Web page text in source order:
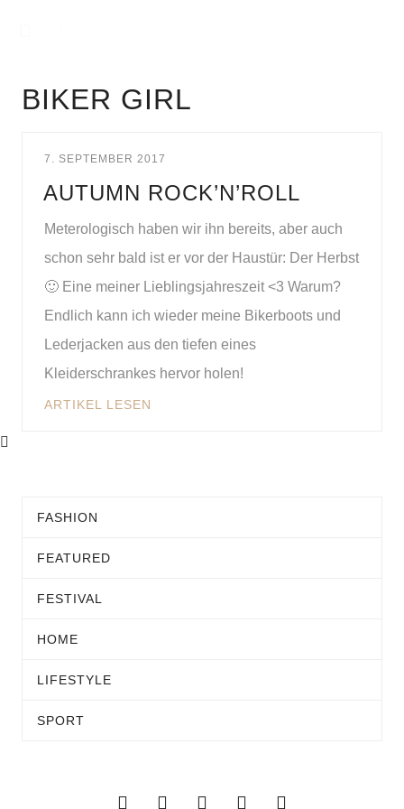
BIKER GIRL
7. SEPTEMBER 2017
AUTUMN ROCK’N’ROLL
Meterologisch haben wir ihn bereits, aber auch
schon sehr bald ist er vor der Haustür: Der Herbst
🙂 Eine meiner Lieblingsjahreszeit <3 Warum?
Endlich kann ich wieder meine Bikerboots und
Lederjacken aus den tiefen eines
Kleiderschrankes hervor holen!
ARTIKEL LESEN
FASHION
FEATURED
FESTIVAL
HOME
LIFESTYLE
SPORT